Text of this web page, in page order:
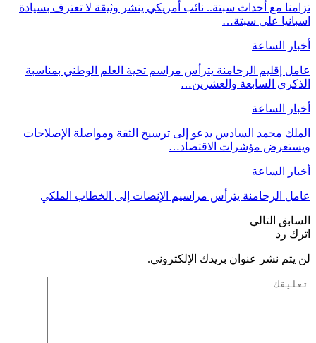
تزامنا مع أحداث سبتة.. نائب أمريكي ينشر وثيقة لا تعترف بسيادة
اسبانيا على سبتة…
أخبار الساعة
عامل إقليم الرحامنة يترأس مراسم تحية العلم الوطني بمناسبة
الذكرى السابعة والعشرين…
أخبار الساعة
الملك محمد السادس يدعو إلى ترسيخ الثقة ومواصلة الإصلاحات
ويستعرض مؤشرات الاقتصاد…
أخبار الساعة
عامل الرحامنة يترأس مراسيم الإنصات إلى الخطاب الملكي
السابق التالي
اترك رد
لن يتم نشر عنوان بريدك الإلكتروني.